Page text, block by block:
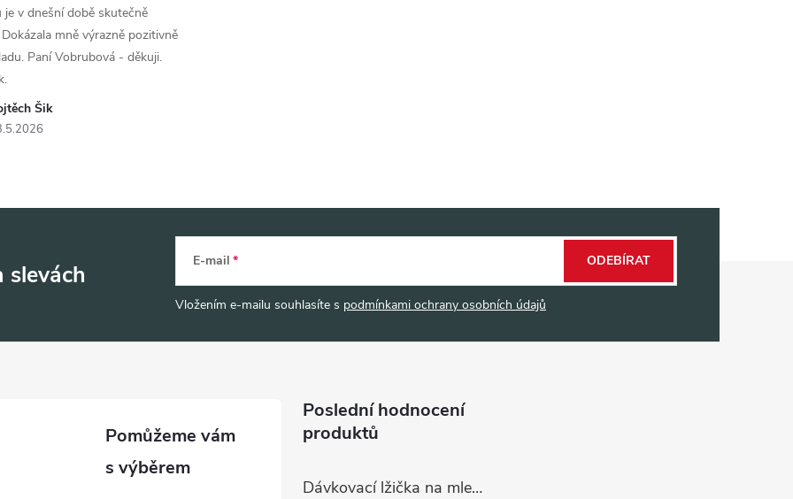
Šik
je v dnešní době skutečně
mně výrazně pozitivně
Paní Vobrubová - děkuji.
slevách E-mail
Vložením e-mailu souhlasíte s podmínkami ochrany osobních údajů
ODEBÍRAT
Poslední hodnocení
produktů
Dávkovací lžička na mletou kávu 53132C8134